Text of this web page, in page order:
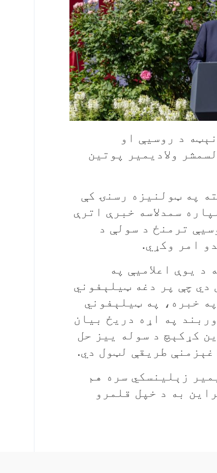
ډونالډ ټرمپ د مې په ۱۹مه نېټه د روسيې او
ولاديمير پوتين
په ټولنيزه رسنۍ کې
سمدلاسه خبرې اترې
ترمنځ د سولې د
امر وکړي.
يوې اعلاميې په
دي چې پر دغه ټيلېفوني
خبره، په ټيلېفوني
په اړه دريځ بيان
کړکېچ د سوله ييز حل
طريقې لټول دي.
زېلينسکي سره هم
به د خپل قلمرو